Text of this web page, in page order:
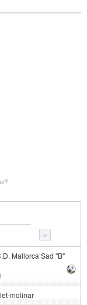
»
Mallorca Sad "B"
molinar